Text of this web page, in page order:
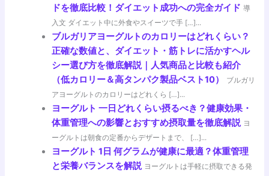
ドを徹底比較！ダイエット成功への完全ガイド 導
入文 ダイエット中に外食やスイーツで手 […]...
ブルガリアヨーグルトのカロリーはどれくらい？
正確な数値と、ダイエット・筋トレに活かすヘル
シー選び方を徹底解説｜人気商品と比較も紹介
（低カロリー＆高タンパク製品ベスト10）
ブルガリ
アヨーグルトのカロリーはどれくら […]...
ヨーグルト 一日どれくらい摂るべき？健康効果・
体重管理への影響とおすすめ摂取量を徹底解説 ヨ
ーグルトは朝食の定番からデザートまで、 […]...
ヨーグルト 1日 何グラムが健康に最適？体重管理
と栄養バランスを解説 ヨーグルトは手軽に摂取できる発